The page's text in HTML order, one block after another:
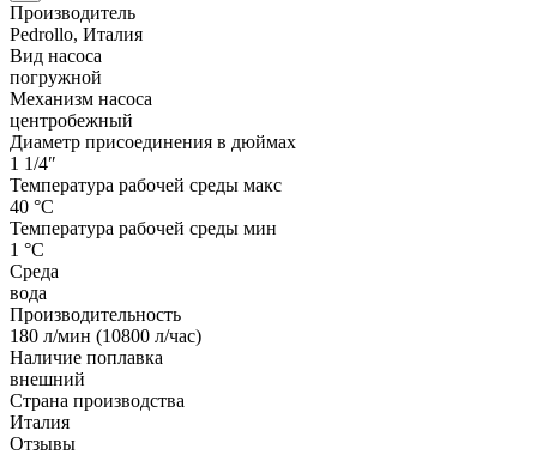
Производитель
Pedrollo, Италия
Вид насоса
погружной
Механизм насоса
центробежный
Диаметр присоединения в дюймах
1 1/4″
Температура рабочей среды макс
40 °С
Температура рабочей среды мин
1 °С
Среда
вода
Производительность
180 л/мин (10800 л/час)
Наличие поплавка
внешний
Страна производства
Италия
Отзывы